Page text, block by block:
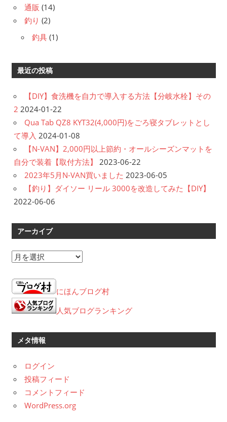
通販 (14)
釣り (2)
釣具 (1)
最近の投稿
【DIY】食洗機を自力で導入する方法【分岐水栓】その
2 2024-01-22
Qua Tab QZ8 KYT32(4,000円)をごろ寝タブレットとし
て導入 2024-01-08
【N-VAN】2,000円以上節約・オールシーズンマットを
自分で装着【取付方法】
2023-06-22
2023年5月N-VAN買いました 2023-06-05
【釣り】ダイソー リール 3000を改造してみた【DIY】
2022-06-06
アーカイブ
ア
カ
イ
ブ
にほんブログ村
人気ブログランキング
メタ情報
ログイン
投稿フィード
コメントフィード
WordPress.org